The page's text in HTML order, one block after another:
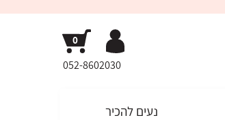
052-8602030
נעים להכיר